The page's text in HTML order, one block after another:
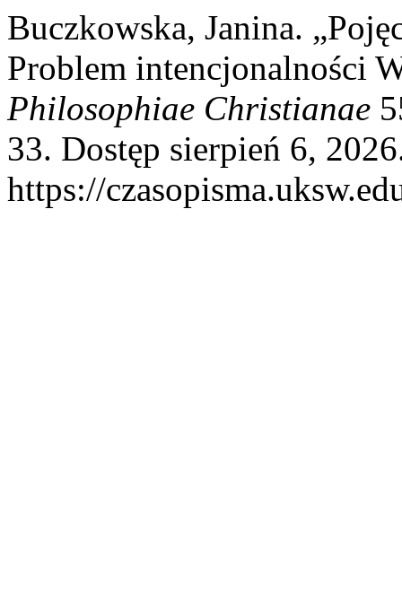
Buczkowska, Janina.
Problem intencjonalności
Philosophiae Christianae
33. Dostęp sierpień 6,
https://